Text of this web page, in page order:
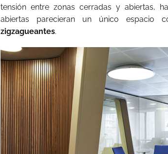
tensión entre zonas cerradas y abiertas,
abiertas parecieran un único espacio
zigzagueantes.